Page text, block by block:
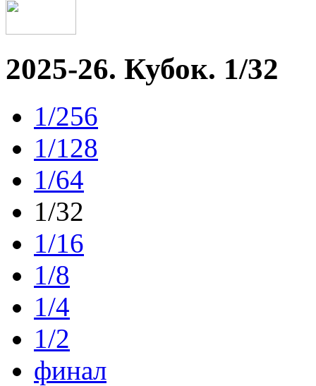
2025-26. Кубок. 1/32
1/256
1/128
1/64
1/32
1/16
1/8
1/4
1/2
финал